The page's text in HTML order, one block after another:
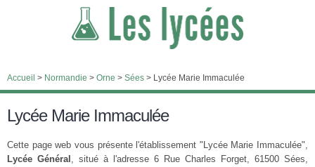
Accueil > Normandie > Orne > Sées > Lycée Marie Immaculée
Lycée Marie Immaculée
Cette page web vous présente l'établissement "Lycée Marie Immaculée",
Lycée Général , situé à l'adresse 6 Rue Charles Forget, 61500 Sées,